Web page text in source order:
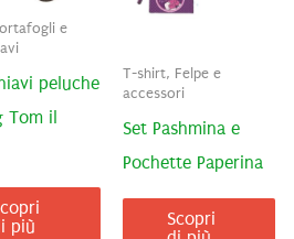
e
peluche
Tom il
più
T-shirt, Felpe e
accessori
Set Pashmina e
Pochette Paperina
Scopri